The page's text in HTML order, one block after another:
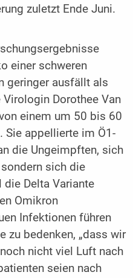
zuletzt Ende Juni.
einer schweren
geringer ausfällt als
Virologin Dorothee Van
einem um 50 bis 60
Sie appellierte im Ö1-
die Ungeimpften, sich
sich die
die Delta Variante
Omikron
Infektionen führen
zu bedenken, „dass wir
nicht viel Luft nach
seien nach